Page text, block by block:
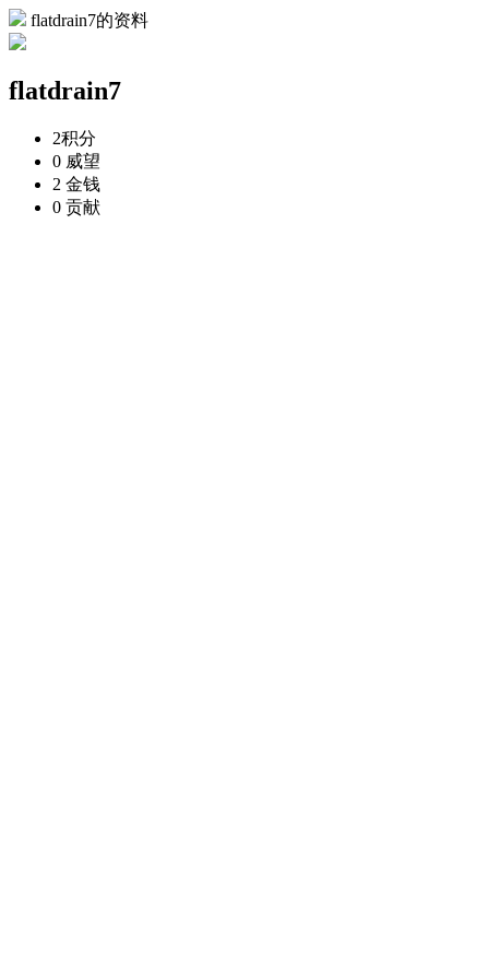
flatdrain7的资料
flatdrain7
2积分
0 威望
2 金钱
0 贡献